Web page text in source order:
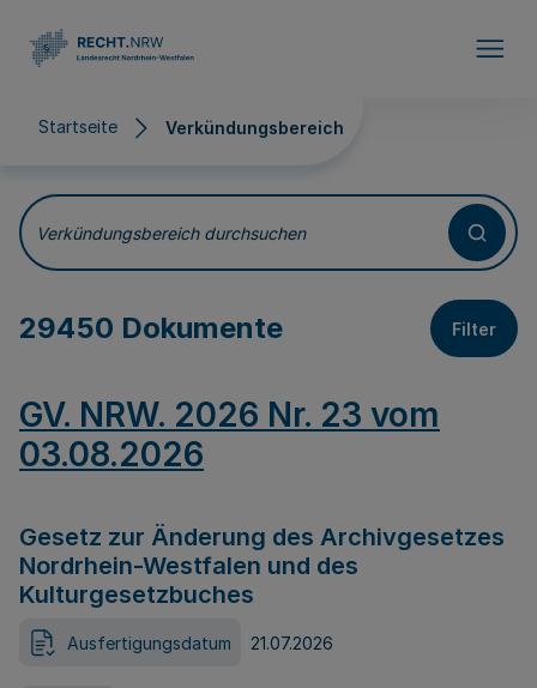
Startseite Verkündungsbereich
Verkündungsbereich
Verkündungsbereich durchsuchen
29450 Dokumente Filter
GV. NRW. 2026 Nr. 23 vom
03.08.2026
Gesetz zur Änderung des Archivgesetzes
Nordrhein-Westfalen und des
Kulturgesetzbuches
Ausfertigungsdatum 21.07.2026